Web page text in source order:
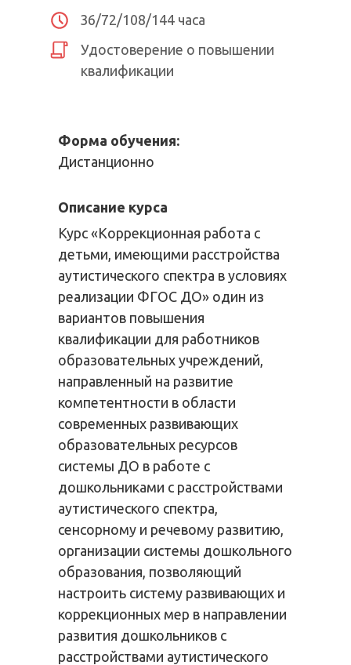
Форма обучения:
Дистанционно
Описание курса
Курс «Коррекционная работа с
детьми, имеющими расстройства
аутистического спектра в условиях
реализации ФГОС ДО» один из
вариантов повышения
квалификации для работников
образовательных учреждений,
направленный на развитие
компетентности в области
современных развивающих
образовательных ресурсов
системы ДО в работе с
дошкольниками с расстройствами
аутистического спектра,
сенсорному и речевому развитию,
организации системы дошкольного
образования, позволяющий
настроить систему развивающих и
коррекционных мер в направлении
развития дошкольников с
расстройствами аутистического
36/72/108/144 часа
Удостоверение о повышении
квалификации